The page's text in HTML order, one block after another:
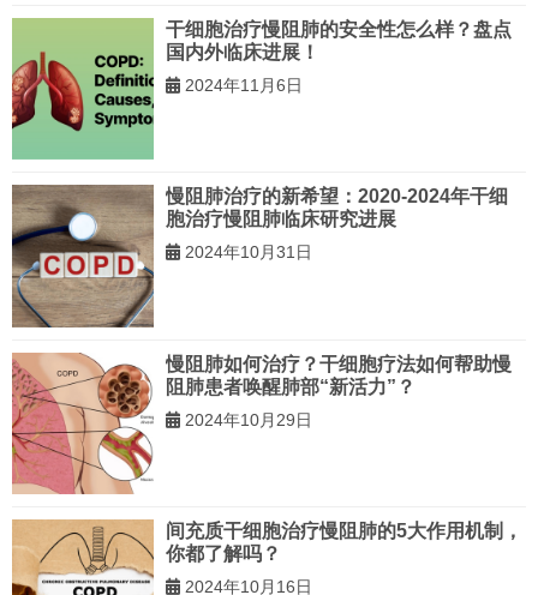
干细胞治疗慢阻肺的安全性怎么样？盘点
国内外临床进展！
2024年11月6日
慢阻肺治疗的新希望：2020-2024年干细
胞治疗慢阻肺临床研究进展
2024年10月31日
慢阻肺如何治疗？干细胞疗法如何帮助慢
阻肺患者唤醒肺部“新活力”？
2024年10月29日
间充质干细胞治疗慢阻肺的5大作用机制，
你都了解吗？
2024年10月16日